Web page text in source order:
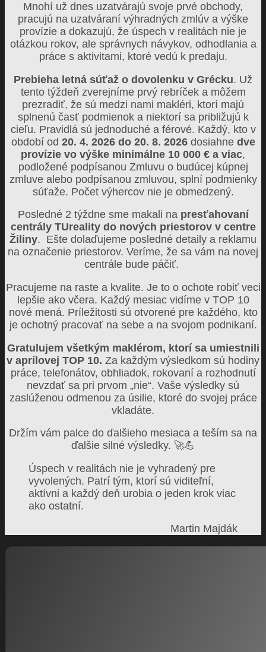
Mnohí už dnes uzatvárajú svoje prvé obchody,
pracujú na uzatváraní výhradných zmlúv a výške
provízie a dokazujú, že úspech v realitách nie je
otázkou rokov, ale správnych návykov, odhodlania a
práce s aktivitami, ktoré vedú k predaju.
Prebieha letná súťaž o dovolenku v Grécku. Už
tento týždeň zverejníme prvý rebríček a môžem
prezradiť, že sú medzi nami makléri, ktorí majú
splnenú časť podmienok a niektorí sa približujú k
cieľu. Pravidlá sú jednoduché a férové. Každý, kto v
období od 20. 4. 2026 do 20. 8. 2026dosiahne dve
provízie vo výške minimálne 10 000 € a viac,
podložené podpísanou Zmluvu o budúcej kúpnej
zmluve alebo podpísanou zmluvou, splní podmienky
súťaže. Počet výhercov nie je obmedzený.
Posledné 2 týždne sme makali na presťahovaní
centrály TUreality do nových priestorov v centre
Žiliny. Ešte dolaďujeme posledné detaily a reklamu
na označenie priestorov. Veríme, že sa vám na novej
centrále bude páčiť.
Pracujeme na raste a kvalite. Je to o ochote robiť veci
lepšie ako včera. Každý mesiac vidíme v TOP 10
nové mená. Príležitosti sú otvorené pre každého, kto
je ochotný pracovať na sebe a na svojom podnikaní.
Gratulujem všetkým maklérom, ktorí sa umiestnili
v aprílovej TOP 10. Za každým výsledkom sú hodiny
práce, telefonátov, obhliadok, rokovaní a rozhodnutí
nevzdať sa pri prvom „nie“. Vaše výsledky sú
zaslúženou odmenou za úsilie, ktoré do svojej práce
vkladáte.
Držím vám palce do ďalšieho mesiaca a teším sa na
ďalšie silné výsledky.
Úspech v realitách nie je vyhradený pre
vyvolených. Patrí tým, ktorí sú viditeľní,
aktívni a každý deň urobia o jeden krok viac
ako ostatní.
Martin Majdák